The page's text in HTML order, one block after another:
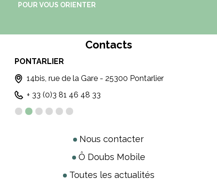
POUR VOUS ORIENTER
Contacts
LES FOURGS
Lieu-dit La Coupe - 25300 LES FOURGS
+33 (0)3 81 69 44 91
Nous contacter
Ô Doubs Mobile
Toutes les actualités